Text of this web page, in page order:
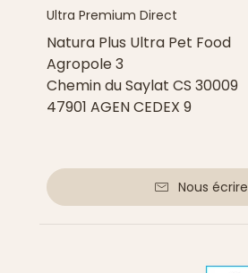
Ultra Premium Direct
Natura Plus Ultra Pet Food
Agropole 3
Chemin du Saylat CS 30009
47901 AGEN CEDEX 9
Nous écrire